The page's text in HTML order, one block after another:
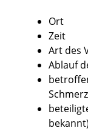
Ort
Zeit
Art des
Ablauf
bekannt)